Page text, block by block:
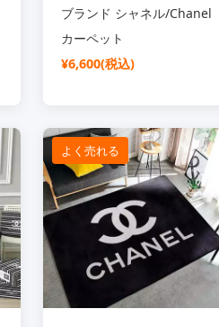
ブランド シャネル/Chanel
カーペット
¥6,600(税込)
よく売れる